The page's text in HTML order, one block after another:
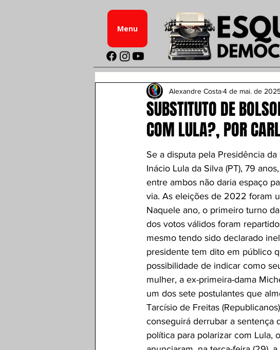
Menu
SUBSTITUTO DE
COM LULA?, POR
Alexandre Costa4 de mai. de
Se a disputa pela Presidência
Inácio Lula da Silva (PT), 79
entre ambos não daria espaço
via. As eleições de 2022 foram
Naquele ano, o primeiro turno
dos votos válidos foram
mesmo tendo sido declarado
presidente tem dito em público
possibilidade de indicar como
mulher, a ex-primeira-dama
um dos sete postulantes que
Tarcísio de Freitas
conseguirá derrubar a sentença
política para polarizar com Lula,